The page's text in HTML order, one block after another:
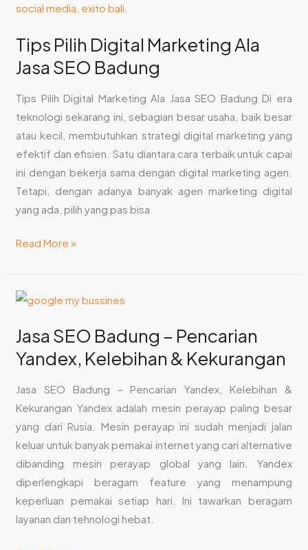
Tips Pilih Digital Marketing Ala
Jasa SEO Badung
Tips Pilih Digital Marketing Ala Jasa SEO Badung Di era
teknologi sekarang ini, sebagian besar usaha, baik besar
atau kecil, membutuhkan strategi digital marketing yang
efektif dan efisien. Satu diantara cara terbaik untuk capai
ini dengan bekerja sama dengan digital marketing agen.
Tetapi, dengan adanya banyak agen marketing digital
yang ada, pilih yang pas bisa
Pilih
Marketing
Ala
SEO
Badung
Read More »
Jasa SEO Badung – Pencarian
Yandex, Kelebihan & Kekurangan
Jasa SEO Badung – Pencarian Yandex, Kelebihan &
Kekurangan Yandex adalah mesin perayap paling besar
yang dari Rusia. Mesin perayap ini sudah menjadi jalan
keluar untuk banyak pemakai internet yang cari alternative
dibanding mesin perayap global yang lain. Yandex
diperlengkapi beragam feature yang menampung
keperluan pemakai setiap hari. Ini tawarkan beragam
layanan dan tehnologi hebat.
Jasa
Badung
–
Yandex,
Kelebihan
&
Kekurangan